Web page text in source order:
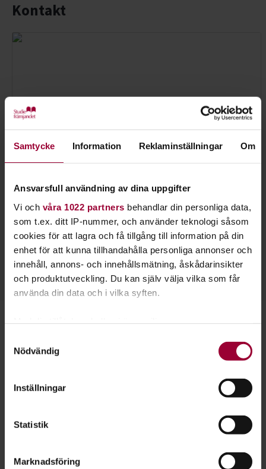
Samtycke Information Reklaminställningar Om
Ansvarsfull användning av dina uppgifter
Vi och våra 1022 partners behandlar din personliga data,
som t.ex. ditt IP-nummer, och använder teknologi såsom
cookies för att lagra och få tillgång till information på din
enhet för att kunna tillhandahålla personliga annonser och
innehåll, annons- och innehållsmätning, åskådarinsikter
och produktutveckling. Du kan själv välja vilka som får
använda din data och i vilka syften.
som kan ha en noggrannhet på upp till flera meter
Du kan ändra eller dra tillbaka ditt samtycke när som
Nödvändig
Inställningar
Statistik
Marknadsföring
Kontakt
Lena Wistrand
Folkbildningsutvecklare
Skicka e-post
016-15 93 23
Läs mer
Starta en studiecirkel!
Lär dig tillsammans med andra genom att starta en